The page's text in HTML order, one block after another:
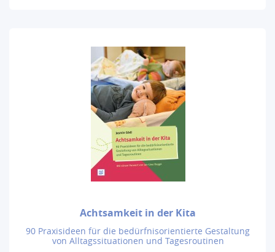
Achtsamkeit in der Kita
90 Praxisideen für die bedürfnisorientierte Gestaltung
von Alltagssituationen und Tagesroutinen